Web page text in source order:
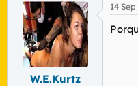
W.E.Kurtz
14